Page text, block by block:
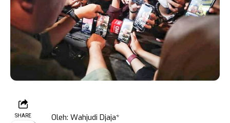
SHARE
Oleh: Wahjudi Djaja*